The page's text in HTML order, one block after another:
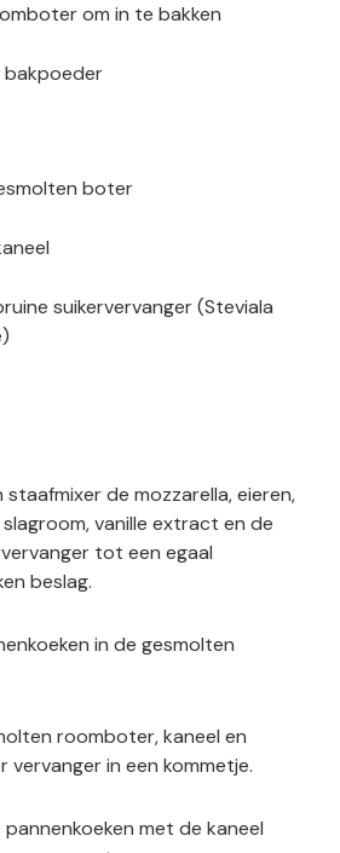
om in te bakken
bakpoeder
boter
suikervervanger (Steviala
staafmixer de mozzarella, eieren,
vanille extract en de
tot een egaal
beslag.
in de gesmolten
roomboter, kaneel en
vervanger in een kommetje.
pannenkoeken met de kaneel